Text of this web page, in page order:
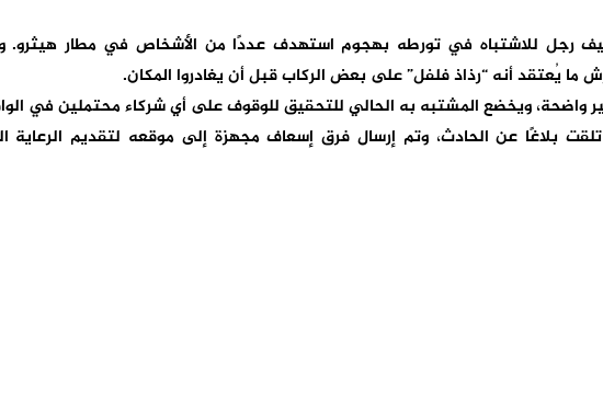
رجل للاشتباه في تورطه بهجوم استهدف عددًا من الأشخاص في مطار هيثرو.
يُعتقد أنه “رذاذ فلفل” على بعض الركاب قبل أن يغادروا المكان.
واضحة، ويخضع المشتبه به الحالي للتحقيق للوقوف على أي شركاء محتملين في
بلاغًا عن الحادث، وتم إرسال فرق إسعاف مجهزة إلى موقعه لتقديم الرعاية